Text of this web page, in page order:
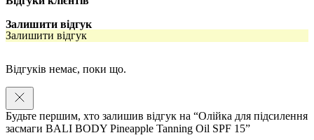
Обʼєм: 100 мл
Залишити відгук
Залишити відгук
Відгуків немає, поки що.
Будьте першим, хто залишив відгук на “Олійка для підсилення
засмаги BALI BODY Pineapple Tanning Oil SPF 15”